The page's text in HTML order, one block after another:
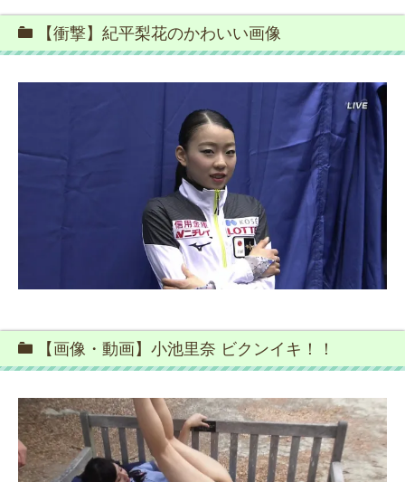
【衝撃】紀平梨花のかわいい画像
【画像・動画】小池里奈 ビクンイキ！！